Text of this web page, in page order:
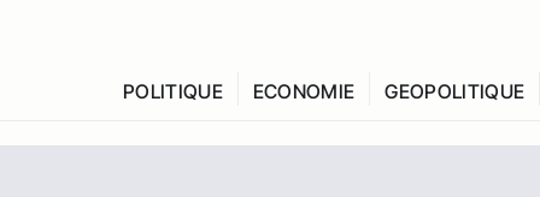
POLITIQUE ECONOMIE GEOPOLITIQUE